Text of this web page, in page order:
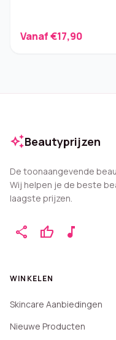
Vanaf €17,90
auto_awesomeBeautyprijzen
De toonaangevende
Wij helpen je de beste
laagste prijzen.
share thumb_up music_note
WINKELEN
Skincare Aanbiedingen
Nieuwe Producten